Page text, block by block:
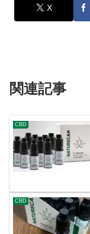
X
関連記事
CBD
CBD